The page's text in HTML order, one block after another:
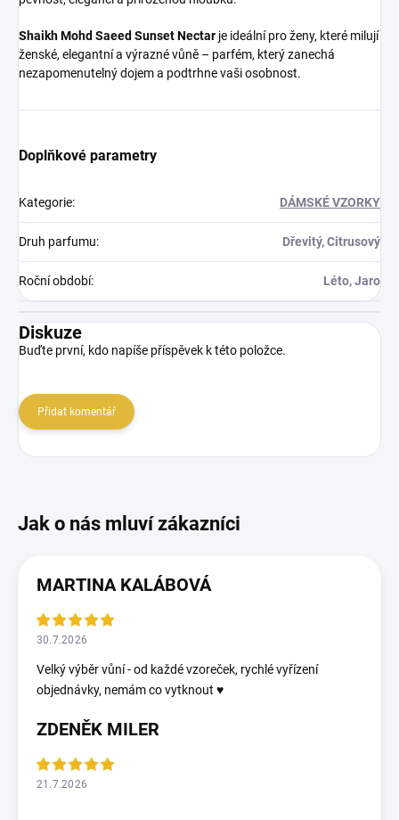
Shaikh Mohd Saeed Sunset Nectar je ideální pro ženy, které milují
ženské, elegantní a výrazné vůně – parfém, který zanechá
nezapomenutelný dojem a podtrhne vaši osobnost.
Doplňkové parametry
Kategorie: DÁMSKÉ VZORKY
Druh parfumu: Dřevitý, Citrusový
Roční období: Léto, Jaro
Diskuze
Buďte první, kdo napíše příspěvek k této položce.
Přidat komentář
MARTINA KALÁBOVÁ
30.7.2026
Velký výběr vůní - od každé vzoreček, rychlé vyřízení
objednávky, nemám co vytknout ♥️
ZDENĚK MILER
21.7.2026